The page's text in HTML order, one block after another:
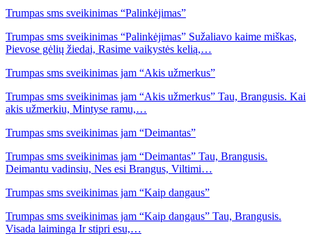
Trumpas sms sveikinimas “Palinkėjimas”
Trumpas sms sveikinimas “Palinkėjimas” Sužaliavo kaime miškas,
Pievose gėlių žiedai, Rasime vaikystės kelią,…
Trumpas sms sveikinimas jam “Akis užmerkus”
Trumpas sms sveikinimas jam “Akis užmerkus” Tau, Brangusis. Kai
akis užmerkiu, Mintyse ramu,…
Trumpas sms sveikinimas jam “Deimantas”
Trumpas sms sveikinimas jam “Deimantas” Tau, Brangusis.
Deimantu vadinsiu, Nes esi Brangus, Viltimi…
Trumpas sms sveikinimas jam “Kaip dangaus”
Trumpas sms sveikinimas jam “Kaip dangaus” Tau, Brangusis.
Visada laiminga Ir stipri esu,…